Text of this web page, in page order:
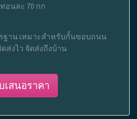
อนละ 70 กก
าน เหมาะสำหรับกั้นขอบถนน
ส่งไว จัดส่งถึงบ้าน
เสนอราคา